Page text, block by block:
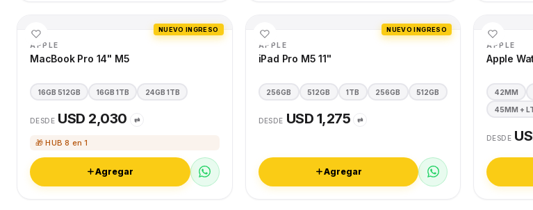
NUEVO INGRESO
APPLE
MacBook Pro 14" M5
16GB 512GB 16GB 1TB 24GB 1TB
DESDE USD 2,030 ⇄
🎁 HUB 8 en 1
Agregar
NUEVO INGRESO
APPLE
iPad Pro M5 11"
256GB 512GB 1TB 256GB 512GB
DESDE USD 1,275 ⇄
Agregar
APPLE
Apple
42MM
45MM +
DESDE